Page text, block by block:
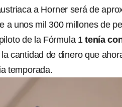
a Horner será de
a unos mil 300 millones de
de la Fórmula 1 tenía
la cantidad de dinero que
temporada.